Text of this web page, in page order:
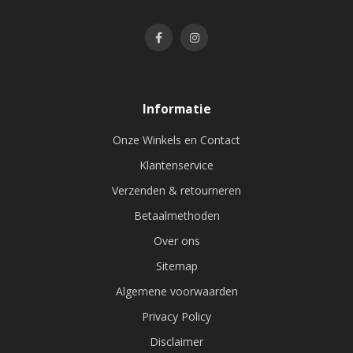
Informatie
Onze Winkels en Contact
Klantenservice
Verzenden & retourneren
Betaalmethoden
Over ons
Sitemap
Algemene voorwaarden
Privacy Policy
Disclaimer